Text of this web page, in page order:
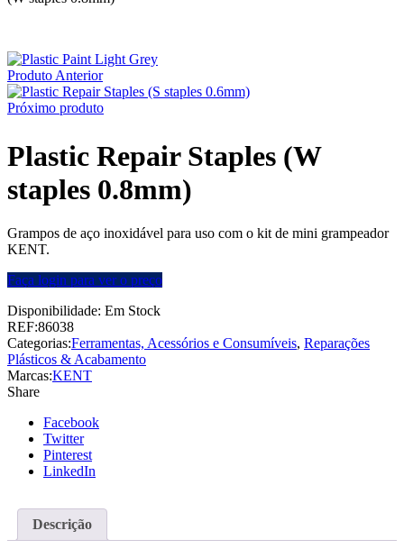
Produto Anterior
Próximo produto
Plastic Repair Staples (W
staples 0.8mm)
Grampos de aço inoxidável para uso com o kit de mini grampeador
KENT.
Faça login para ver o preço
Disponibilidade: Em Stock
REF:86038
Categorias:Ferramentas, Acessórios e Consumíveis, Reparações
Plásticos & Acabamento
Marcas:KENT
Share
Facebook
Twitter
Pinterest
LinkedIn
Descrição